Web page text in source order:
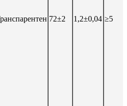
72±2 1,2±0,04 ≥5